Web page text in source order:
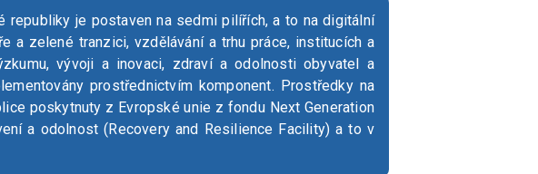
republiky je postaven na sedmi pilířích, a to na digitální
a zelené tranzici, vzdělávání a trhu práce, institucích a
vývoji a inovaci, zdraví a odolnosti obyvatel a
prostřednictvím komponent. Prostředky na
poskytnuty z Evropské unie z fondu Next Generation
a odolnost (Recovery and Resilience Facility) a to v